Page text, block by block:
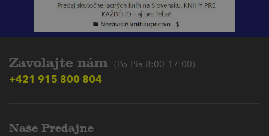
Zavolajte nám (Po-Pia 8:00-17:00)
+421 915 800 804
Naše Predajne